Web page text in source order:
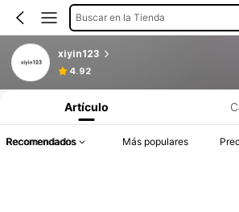
Buscar en la Tienda
xiyin123
4.92
Artículo
Recomendados Más populares